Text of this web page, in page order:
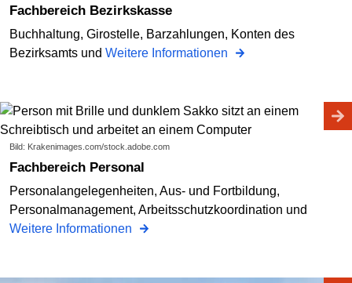
Fachbereich Bezirkskasse
Buchhaltung, Girostelle, Barzahlungen, Konten des
Bezirksamts und Weitere Informationen
Bild: Krakenimages.com/stock.adobe.com
Fachbereich Personal
Personalangelegenheiten, Aus- und Fortbildung,
Personalmanagement, Arbeitsschutzkoordination und
Weitere Informationen